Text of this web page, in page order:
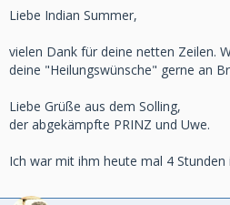
Liebe Indian Summer,
vielen Dank für deine netten Zeilen.
deine "Heilungswünsche" gerne an
Liebe Grüße aus dem Solling,
der abgekämpfte PRINZ und Uwe.
Ich war mit ihm heute mal 4 Stunden